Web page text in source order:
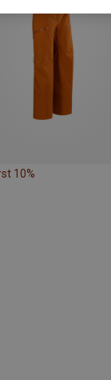
10%